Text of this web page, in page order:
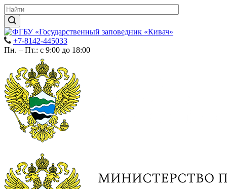
+7-8142-445033
Пн. – Пт.: с 9:00 до 18:00